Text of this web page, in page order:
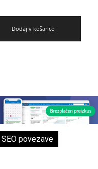
Dodaj v košarico
povezave